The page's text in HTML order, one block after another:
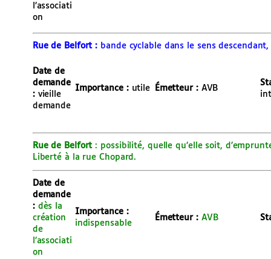
l’associati
on
Rue de Belfort : bande cyclable dans le sens
Date de
demande
:vieille
demande
Importance :utile Émetteur :AVB
Rue de Belfort: possibilité, quelle qu’elle soit,
Liberté à la rue Chopard.
Date de
demande
: dès la
création
de
l’associati
on
Importance :
indispensable
Émetteur : AVBh